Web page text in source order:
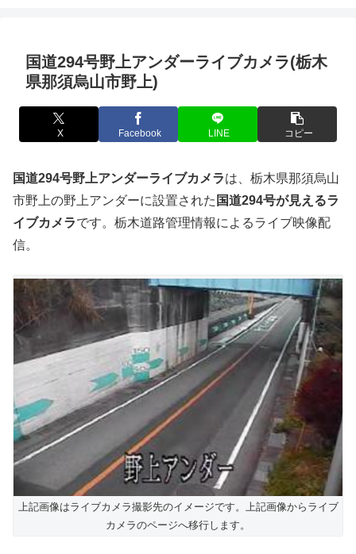
国道294号野上アンダーライブカメラ(栃木
県那須烏山市野上)
X Facebook LINE コピー
国道294号野上アンダーライブカメラは、栃木県那須烏山
市野上の野上アンダーに設置された 国道294号が見えるラ
イブカメラです。栃木道路管理情報によるライブ映像配
信。
上記画像はライブカメラ撮影先のイメージです。上記画像からライブ
カメラのページへ移行します。